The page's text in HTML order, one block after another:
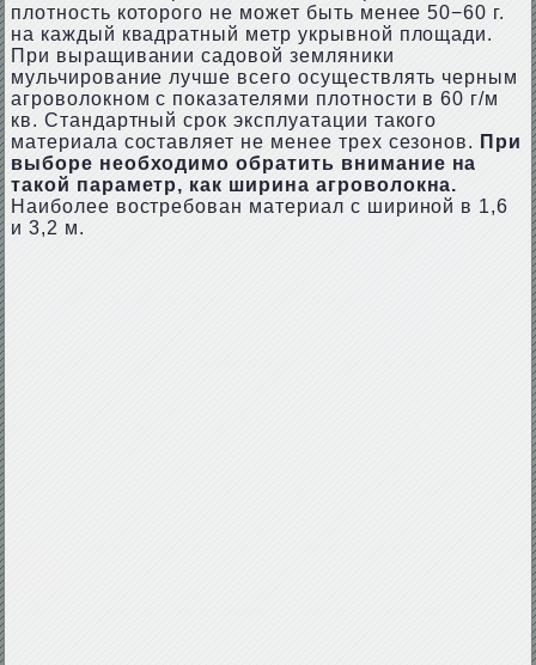
плотность которого не может быть менее 50−60 г.
на каждый квадратный метр укрывной площади.
При выращивании садовой земляники
мульчирование лучше всего осуществлять черным
агроволокном с показателями плотности в 60 г/м
кв. Стандартный срок эксплуатации такого
материала составляет не менее трех сезонов. При
выборе необходимо обратить внимание на
такой параметр, как ширина агроволокна.
Наиболее востребован материал с шириной в 1,6
и 3,2 м.